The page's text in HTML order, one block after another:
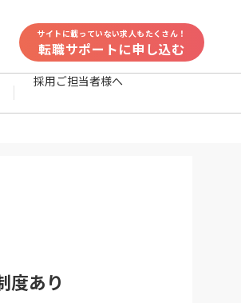
サイトに載っていない求人もたくさん！
転職サポートに申し込む
採用ご担当者様へ
度あり